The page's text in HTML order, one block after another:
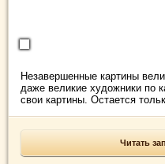
Незавершенные картины
даже великие художники по
свои картины. Остается
Читать